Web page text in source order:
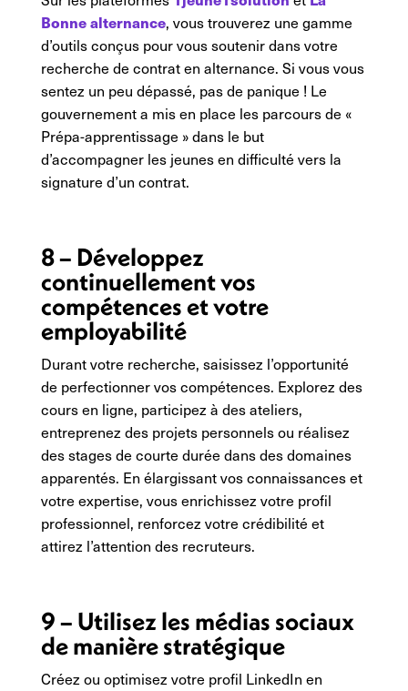
Bonne alternance, vous trouverez une gamme
d’outils conçus pour vous soutenir dans votre
recherche de contrat en alternance. Si vous vous
sentez un peu dépassé, pas de panique ! Le
gouvernement a mis en place les parcours de «
Prépa-apprentissage » dans le but
d’accompagner les jeunes en difficulté vers la
signature d’un contrat.
8 – Développez
continuellement vos
compétences et votre
employabilité
Durant votre recherche, saisissez l’opportunité
de perfectionner vos compétences. Explorez des
cours en ligne, participez à des ateliers,
entreprenez des projets personnels ou réalisez
des stages de courte durée dans des domaines
apparentés. En élargissant vos connaissances et
votre expertise, vous enrichissez votre profil
professionnel, renforcez votre crédibilité et
attirez l’attention des recruteurs.
9 – Utilisez les médias sociaux
de manière stratégique
Créez ou optimisez votre profil LinkedIn en